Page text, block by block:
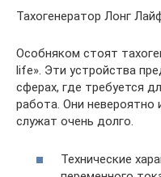
Тахогенератор Лонг
Особняком стоят
life». Эти устройства
сферах, где требуется
работа. Они невероятно
служат очень долго.
Технические